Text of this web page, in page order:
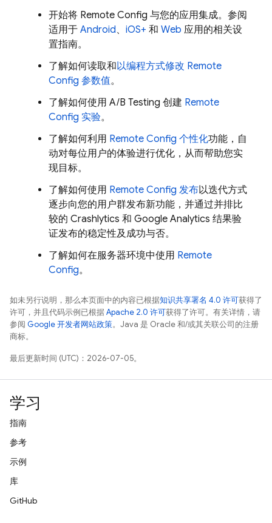
开始将 Remote Config 与您的应用集成。参阅
适用于 Android、 iOS+ 和 Web 应用的相关设
置指南。
了解如何读取和以编程方式修改 Remote
Config 参数值。
了解如何使用 A/B Testing 创建 Remote
Config 实验。
了解如何利用 Remote Config 个性化功能，自
动对每位用户的体验进行优化，从而帮助您实
现目标。
了解如何使用 Remote Config 发布以迭代方式
逐步向您的用户群发布新功能，并通过并排比
较的 Crashlytics 和 Google Analytics 结果验
证发布的稳定性及成功与否。
了解如何在服务器环境中使用 Remote
Config。
如未另行说明，那么本页面中的内容已根据知识共享署名 4.0 许可获得了
许可，并且代码示例已根据Apache 2.0 许可获得了许可。有关详情，请
参阅 Google 开发者网站政策。Java 是 Oracle 和/或其关联公司的注册
商标。
最后更新时间 (UTC)：2026-07-05。
学习
指南
参考
示例
库
GitHub